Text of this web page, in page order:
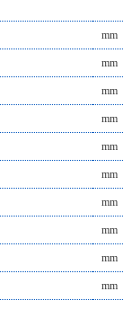
mm
mm
mm
mm
mm
mm
mm
mm
mm
mm